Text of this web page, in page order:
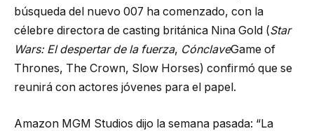
búsqueda del nuevo 007 ha comenzado, con la
célebre directora de casting británica Nina Gold (Star
Wars: El despertar de la fuerza, CónclaveGame of
Thrones, The Crown, Slow Horses) confirmó que se
reunirá con actores jóvenes para el papel.
Amazon MGM Studios dijo la semana pasada: “La